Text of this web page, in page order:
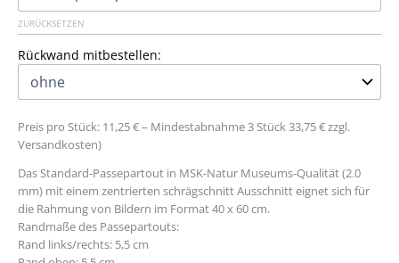
ZURÜCKSETZEN
Rückwand mitbestellen:
Preis pro Stück: 11,25 € – Mindestabnahme 3 Stück 33,75 € zzgl.
Versandkosten)
Das Standard-Passepartout in MSK-Natur Museums-Qualität (2.0
mm) mit einem zentrierten schrägschnitt Ausschnitt eignet sich für
die Rahmung von Bildern im Format 40 x 60 cm.
Randmaße des Passepartouts:
Rand links/rechts: 5,5 cm